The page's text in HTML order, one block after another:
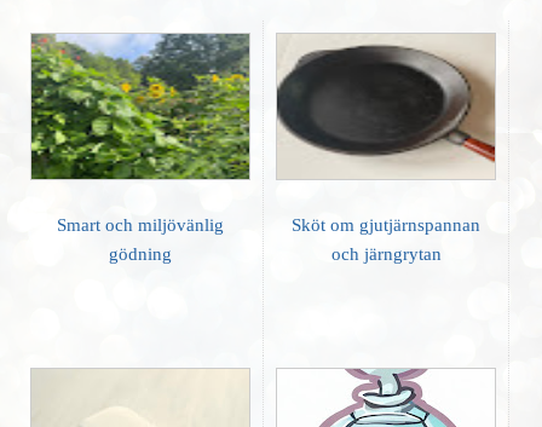
Smart och miljövänlig
gödning
Sköt om gjutjärnspannan
och järngrytan